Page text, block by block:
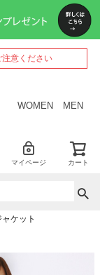
意ください
WOMEN MEN
マイページ カート
ャケット